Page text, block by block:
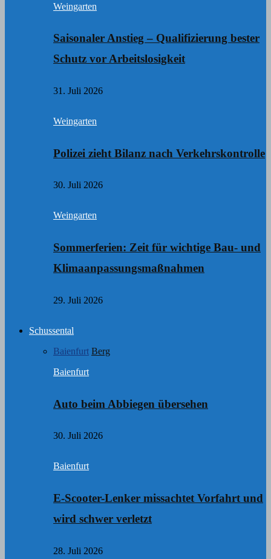
Weingarten
Saisonaler Anstieg – Qualifizierung bester
Schutz vor Arbeitslosigkeit
31. Juli 2026
Weingarten
Polizei zieht Bilanz nach Verkehrskontrolle
30. Juli 2026
Weingarten
Sommerferien: Zeit für wichtige Bau- und
Klimaanpassungsmaßnahmen
29. Juli 2026
Schussental
Baienfurt Berg
Baienfurt
Auto beim Abbiegen übersehen
30. Juli 2026
Baienfurt
E-Scooter-Lenker missachtet Vorfahrt und
wird schwer verletzt
28. Juli 2026